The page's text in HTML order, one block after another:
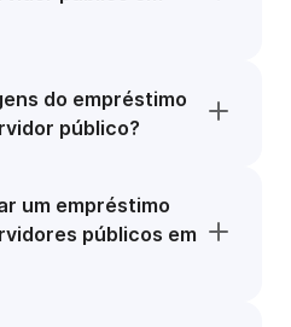
do empréstimo
público?
um empréstimo
públicos em